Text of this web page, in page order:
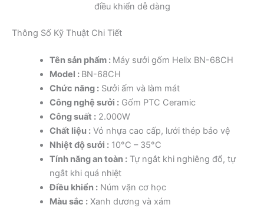
điều khiển dễ dàng
Thông Số Kỹ Thuật Chi Tiết
Tên sản phẩm : Máy sưởi gốm Helix BN-68CH
Model : BN-68CH
Chức năng :Sưởi ấm và làm mát
Công nghệ sưởi :Gốm PTC Ceramic
Công suất :2.000W
Chất liệu :Vỏ nhựa cao cấp, lưới thép bảo vệ
Nhiệt độ sưởi :10°C – 35°C
Tính năng an toàn :Tự ngắt khi nghiêng đổ, tự
ngắt khi quá nhiệt
Điều khiển :Núm vặn cơ học
Màu sắc :Xanh dương và xám